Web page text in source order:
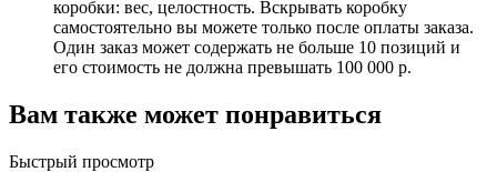
коробки: вес, целостность. Вскрывать коробку
самостоятельно вы можете только после оплаты заказа.
Один заказ может содержать не больше 10 позиций и
его стоимость не должна превышать 100 000 р.
Вам также может понравиться
Быстрый просмотр